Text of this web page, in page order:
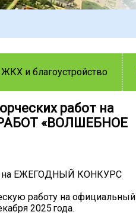
ЖКХ и благоустройство
работ на
«ВОЛШЕБНОЕ
на ЕЖЕГОДНЫЙ КОНКУРС
работу на официальный
2025 года.